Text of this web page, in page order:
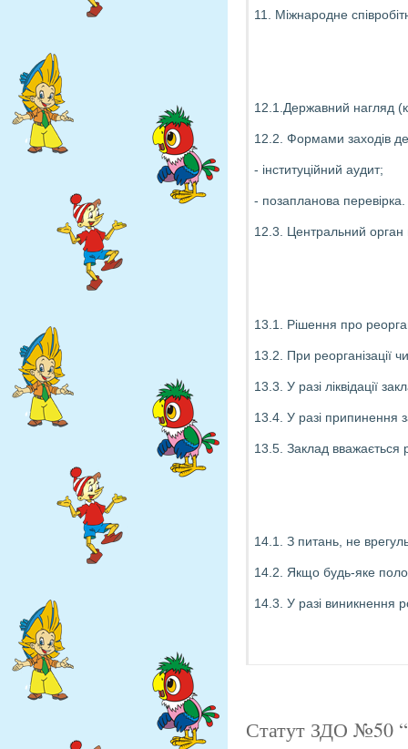
11. Міжнародне
12.1.Державний нагляд
12.2. Формами заходів
- інституційний аудит;
- позапланова перевірка.
12.3. Центральний орган
13.1. Рішення про
13.2. При реорганізації
13.3. У разі ліквідації
13.4. У разі припинення
13.5. Заклад вважається
14.1. З питань, не
14.2. Якщо будь-яке
14.3. У разі виникнення
Статут ЗДО №50